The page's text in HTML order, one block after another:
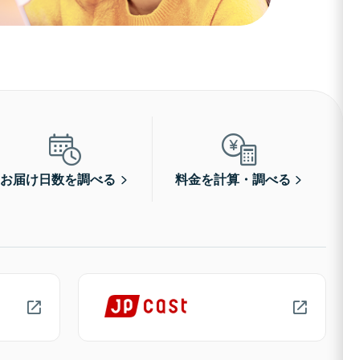
お届け日数を調べる 料金を計算・調べる